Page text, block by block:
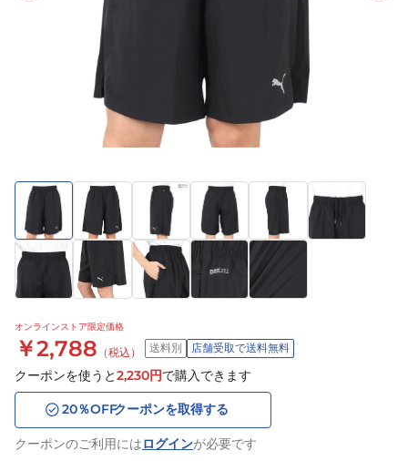
オンラインストア限定価格
￥2,788 （税込） 送料別 店舗受取で送料無料
クーポンを使うと2,230円で購入できます
20％OFFクーポンを取得する
クーポンのご利用にはログインが必要です